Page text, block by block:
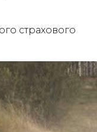
страхового